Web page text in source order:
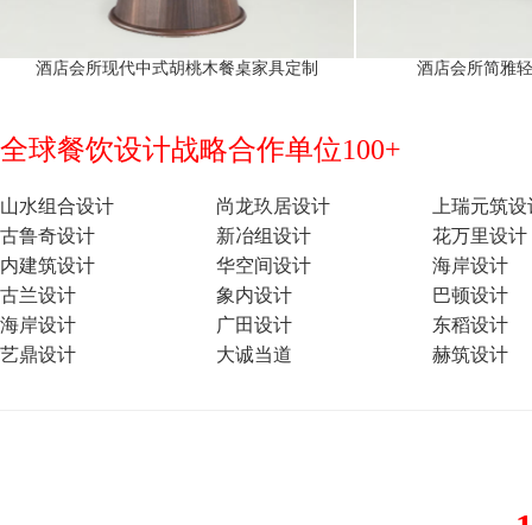
酒店会所现代中式胡桃木餐桌家具定制 酒店会所简雅
全球餐饮设计战略合作单位100+
山水组合设计 尚龙玖居设计
上瑞元筑
古鲁奇设计
新冶组设计
花万里设计
内建筑设计
华空间设计
海岸设计
古兰设计
象内设计
巴顿设计
海岸设计
广田设计
东稻设计
艺鼎设计
大诚当道 赫筑设计